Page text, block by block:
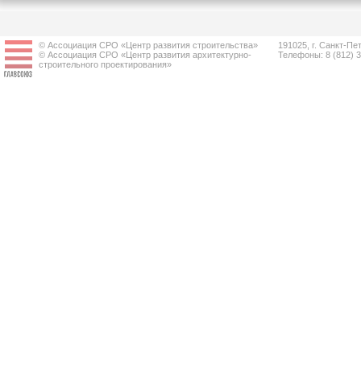
© Ассоциация СРО «Центр развития строительства»
© Ассоциация СРО «Центр развития архитектурно-
строительного проектирования»
191025, г. Санкт-
Телефоны: 8 (812)